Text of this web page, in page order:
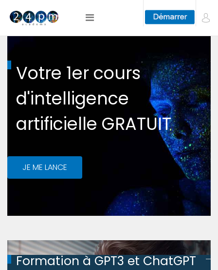
Votre 1er cours
d'intelligence
artificielle GRATUIT
JE ME LANCE
Formation à GPT3 et ChatGPT